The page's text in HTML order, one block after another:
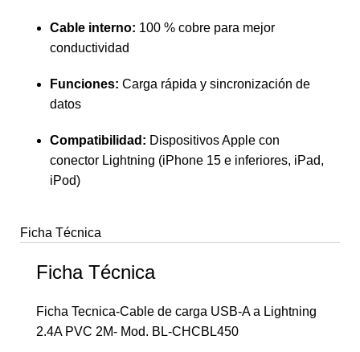
Cable interno: 100 % cobre para mejor
conductividad
Funciones: Carga rápida y sincronización de
datos
Compatibilidad: Dispositivos Apple con
conector Lightning (iPhone 15 e inferiores, iPad,
iPod)
Ficha Técnica
Ficha Técnica
Ficha Tecnica-Cable de carga USB-A a Lightning
2.4A PVC 2M- Mod. BL-CHCBL450